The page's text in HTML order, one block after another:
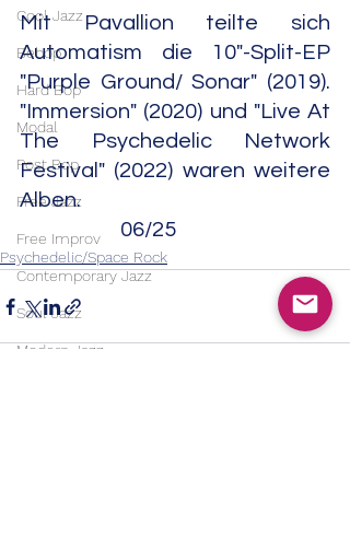
Cool Jazz
Bebop
Hard Bop
Modal
Post Bop
Free Jazz
Free Improv
Contemporary Jazz
Soul Jazz
Modern Jazz
Mit Pavallion teilte sich
Automatism die 10"-Split-EP
"Purple Ground/ Sonar" (2019).
"Immersion" (2020) und "Live At
The Psychedelic Network
Festival" (2022) waren weitere
Alben.
06/25
Psychedelic/Space Rock